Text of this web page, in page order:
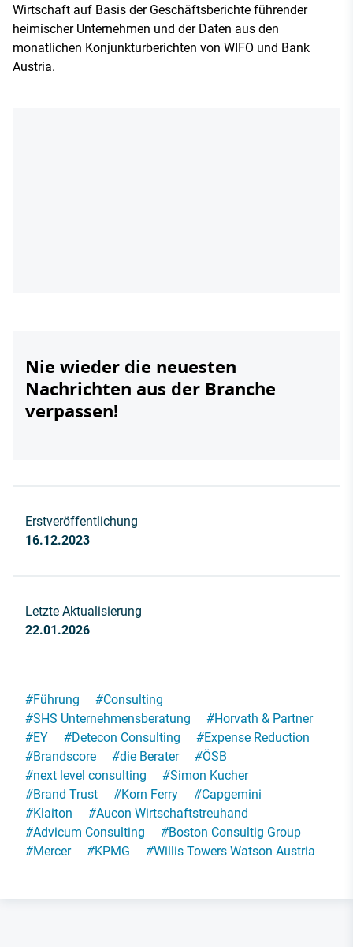
Wirtschaft auf Basis der Geschäftsberichte führender
heimischer Unternehmen und der Daten aus den
monatlichen Konjunkturberichten von WIFO und Bank
Austria.
Nie wieder die neuesten
Nachrichten aus der Branche
verpassen!
Erstveröffentlichung
16.12.2023
Letzte Aktualisierung
22.01.2026
#Führung #Consulting
#SHS Unternehmensberatung #Horvath & Partner
#EY #Detecon Consulting #Expense Reduction
#Brandscore #die Berater #ÖSB
#next level consulting #Simon Kucher
#Brand Trust #Korn Ferry #Capgemini
#Klaiton #Aucon Wirtschaftstreuhand
#Advicum Consulting #Boston Consultig Group
#Mercer #KPMG #Willis Towers Watson Austria